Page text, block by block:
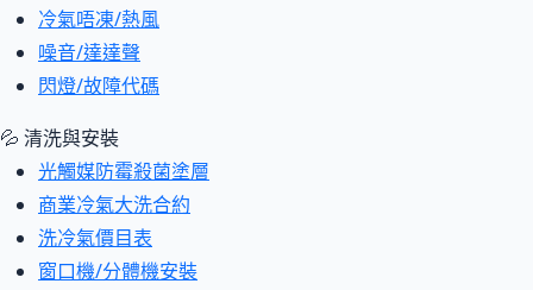
冷氣唔凍/熱風
噪音/達達聲
閃燈/故障代碼
💦 清洗與安裝
光觸媒防霉殺菌塗層
商業冷氣大洗合約
洗冷氣價目表
窗口機/分體機安裝